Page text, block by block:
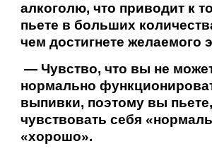
алкоголю, что приводит к
пьете в больших
чем достигнете желаемого
— Чувство, что вы не
нормально
выпивки, поэтому вы
чувствовать себя
«хорошо».